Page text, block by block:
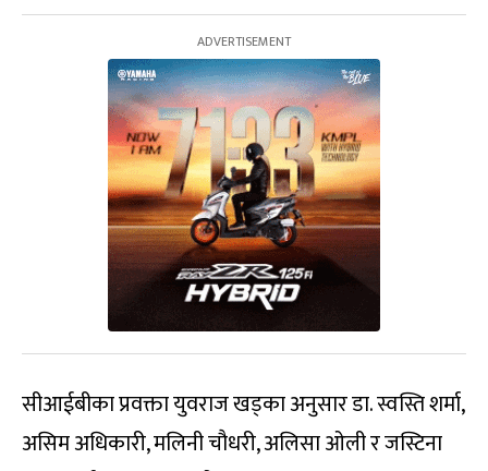
सीआईबीका प्रवक्ता युवराज खड्का अनुसार डा. स्वस्ति शर्मा,
असिम अधिकारी, मलिनी चौधरी, अलिसा ओली र जस्टिना